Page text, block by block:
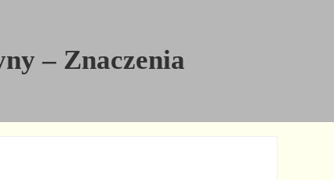
– Znaczenia